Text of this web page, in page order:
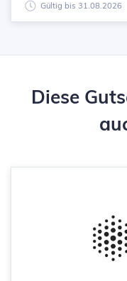
Gültig bis 31.08.2026
Diese